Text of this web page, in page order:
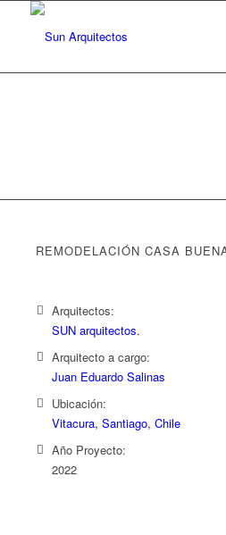
REMODELACIÓN CASA
Arquitectos:
SUN arquitectos.
Arquitecto a cargo:
Juan Eduardo Salinas
Ubicación:
Vitacura, Santiago, Chile
Año Proyecto:
2022